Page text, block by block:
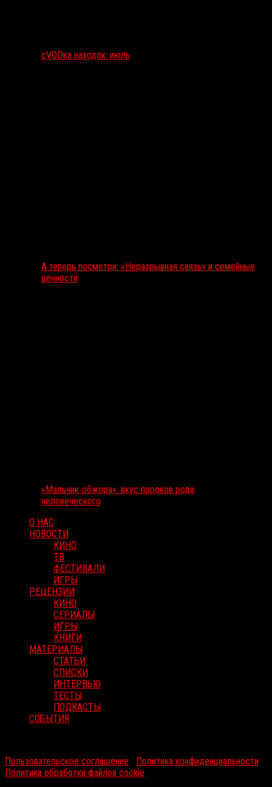
сVODка находок: июль
А теперь посмотри: «Неразрывная связь» и семейные
ценности
«Мальчик-обжора»: вкус пороков рода
человеческого
О НАС
НОВОСТИ
КИНО
ТВ
ФЕСТИВАЛИ
ИГРЫ
РЕЦЕНЗИИ
КИНО
СЕРИАЛЫ
ИГРЫ
КНИГИ
МАТЕРИАЛЫ
СТАТЬИ
СПИСКИ
ИНТЕРВЬЮ
ТЕСТЫ
ПОДКАСТЫ
СОБЫТИЯ
Пользовательское соглашение
Политика конфиденциальности
Политика обработки файлов cookie